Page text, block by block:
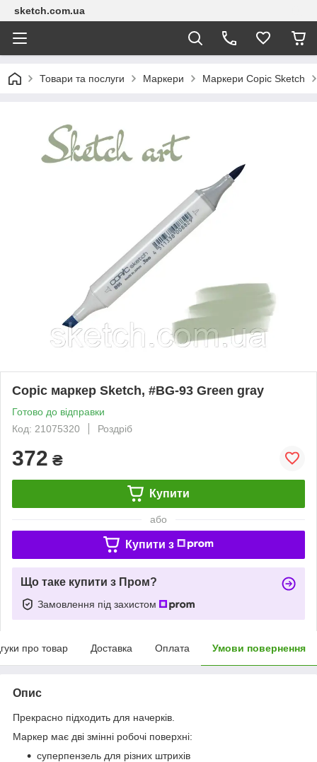
sketch.com.ua
Товари та послуги Маркери Маркери Copic Sketch
Copic маркер Sketch, #BG-93 Green gray
Готово до відправки
Код: 21075320
Роздріб
372 ₴
Купити
або
Купити з
Що таке купити з Пром?
Замовлення під захистом
про товар Доставка Оплата Умови повернення
Опис
Прекрасно підходить для начерків.
Маркер має дві змінні робочі поверхні:
суперпензель для різних штрихів